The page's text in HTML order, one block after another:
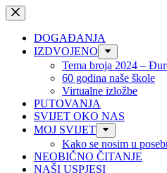
Preskoči
na
sadržajDOGAĐANJA
IZDVOJENO
Tema broja 2024 –
60 godina naše škole
Virtualne izložbe
PUTOVANJA
SVIJET OKO NAS
MOJ SVIJET
Kako se nosim u
NEOBIČNO ČITANJE
NAŠI USPJESI